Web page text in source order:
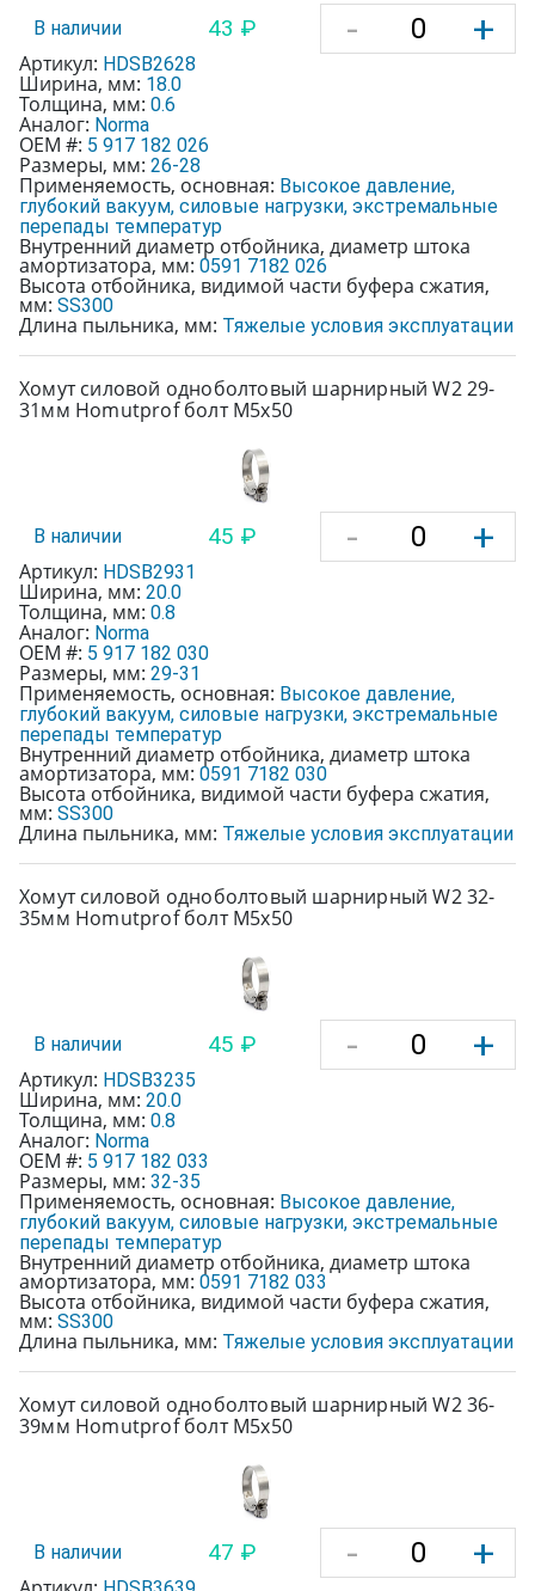
В наличии 43 ₽ - +
Артикул: HDSB2628
Ширина, мм: 18.0
Толщина, мм: 0.6
Аналог: Norma
OEM #: 5 917 182 026
Размеры, мм: 26-28
Применяемость, основная: Высокое давление,
глубокий вакуум, силовые нагрузки, экстремальные
перепады температур
Внутренний диаметр отбойника, диаметр штока
амортизатора, мм: 0591 7182 026
Высота отбойника, видимой части буфера сжатия,
мм: SS300
Длина пыльника, мм: Тяжелые условия эксплуатации
Хомут силовой одноболтовый шарнирный W2 29-
31мм Homutprof болт М5х50
В наличии 45 ₽ - +
Артикул: HDSB2931
Ширина, мм: 20.0
Толщина, мм: 0.8
Аналог: Norma
OEM #: 5 917 182 030
Размеры, мм: 29-31
Применяемость, основная: Высокое давление,
глубокий вакуум, силовые нагрузки, экстремальные
перепады температур
Внутренний диаметр отбойника, диаметр штока
амортизатора, мм: 0591 7182 030
Высота отбойника, видимой части буфера сжатия,
мм: SS300
Длина пыльника, мм: Тяжелые условия эксплуатации
Хомут силовой одноболтовый шарнирный W2 32-
35мм Homutprof болт М5х50
В наличии 45 ₽ - +
Артикул: HDSB3235
Ширина, мм: 20.0
Толщина, мм: 0.8
Аналог: Norma
OEM #: 5 917 182 033
Размеры, мм: 32-35
Применяемость, основная: Высокое давление,
глубокий вакуум, силовые нагрузки, экстремальные
перепады температур
Внутренний диаметр отбойника, диаметр штока
амортизатора, мм: 0591 7182 033
Высота отбойника, видимой части буфера сжатия,
мм: SS300
Длина пыльника, мм: Тяжелые условия эксплуатации
Хомут силовой одноболтовый шарнирный W2 36-
39мм Homutprof болт М5х50
В наличии 47 ₽ - +